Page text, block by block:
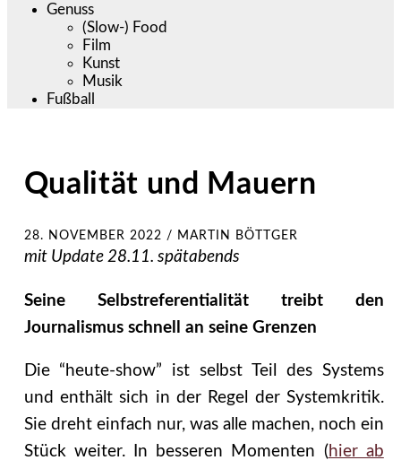
Genuss
(Slow-) Food
Film
Kunst
Musik
Fußball
Qualität und Mauern
28. NOVEMBER 2022 / MARTIN BÖTTGER
mit Update 28.11. spätabends
Seine Selbstreferentialität treibt den
Journalismus schnell an seine Grenzen
Die “heute-show” ist selbst Teil des Systems
und enthält sich in der Regel der Systemkritik.
Sie dreht einfach nur, was alle machen, noch ein
Stück weiter. In besseren Momenten ( hier ab